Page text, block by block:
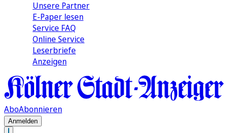
Unsere Partner
E-Paper lesen
Service FAQ
Online Service
Leserbriefe
Anzeigen
AboAbonnieren
Anmelden